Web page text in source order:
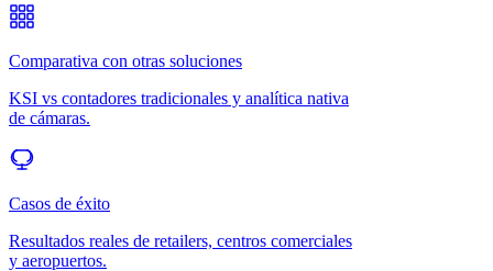
Comparativa con otras soluciones
KSI vs contadores tradicionales y analítica nativa
de cámaras.
Casos de éxito
Resultados reales de retailers, centros comerciales
y aeropuertos.